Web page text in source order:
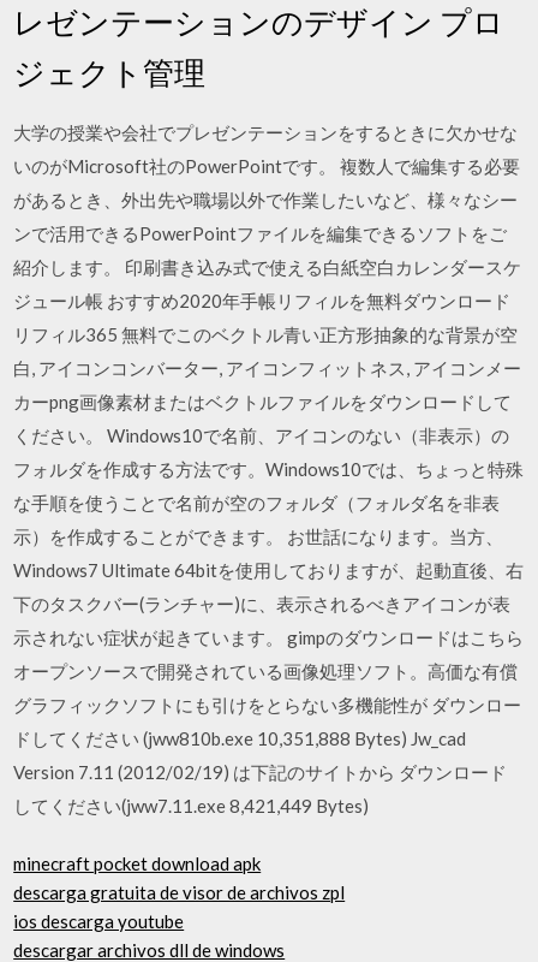
レゼンテーションのデザイン プロ
ジェクト管理
大学の授業や会社でプレゼンテーションをするときに欠かせな
いのがMicrosoft社のPowerPointです。 複数人で編集する必要
があるとき、外出先や職場以外で作業したいなど、様々なシー
ンで活用できるPowerPointファイルを編集できるソフトをご
紹介します。 印刷書き込み式で使える白紙空白カレンダースケ
ジュール帳 おすすめ2020年手帳リフィルを無料ダウンロード
リフィル365 無料でこのベクトル青い正方形抽象的な背景が空
白, アイコンコンバーター, アイコンフィットネス, アイコンメー
カーpng画像素材またはベクトルファイルをダウンロードして
ください。 Windows10で名前、アイコンのない（非表示）の
フォルダを作成する方法です。Windows10では、ちょっと特殊
な手順を使うことで名前が空のフォルダ（フォルダ名を非表
示）を作成することができます。 お世話になります。当方、
Windows7 Ultimate 64bitを使用しておりますが、起動直後、右
下のタスクバー(ランチャー)に、表示されるべきアイコンが表
示されない症状が起きています。 gimpのダウンロードはこちら
オープンソースで開発されている画像処理ソフト。高価な有償
グラフィックソフトにも引けをとらない多機能性が ダウンロー
ドしてください (jww810b.exe 10,351,888 Bytes) Jw_cad
Version 7.11 (2012/02/19) は下記のサイトから ダウンロード
してください(jww7.11.exe 8,421,449 Bytes)
minecraft pocket download apk
descarga gratuita de visor de archivos zpl
ios descarga youtube
descargar archivos dll de windows